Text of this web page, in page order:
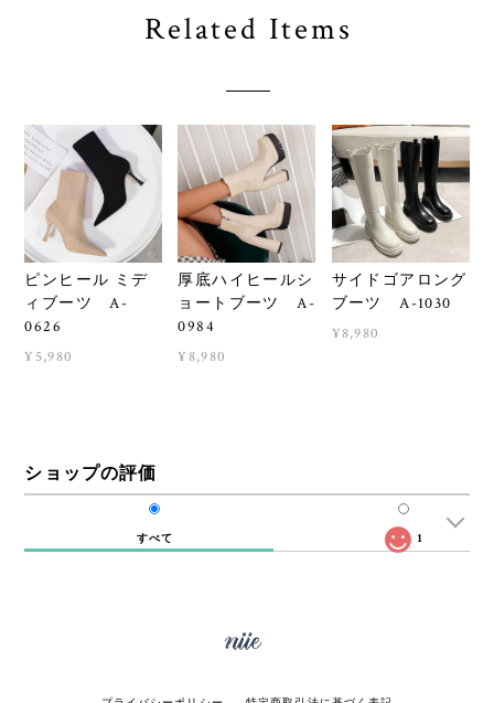
Related Items
ピンヒール ミデ
ィブーツ A-
0626
¥5,980
厚底ハイヒールシ
ョートブーツ A-
0984
¥8,980
サイドゴアロング
ブーツ A-1030
¥8,980
ショップの評価
すべて 1